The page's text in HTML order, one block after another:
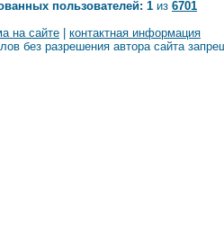
пользователей: 1 из 6701
на сайте
контактная информация
без разрешения автора сайта